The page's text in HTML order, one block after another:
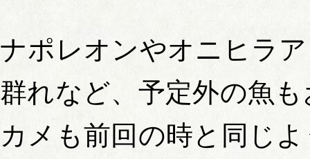
ナポレオンやオニヒラ
群れなど、予定外の魚
カメも前回の時と同じ